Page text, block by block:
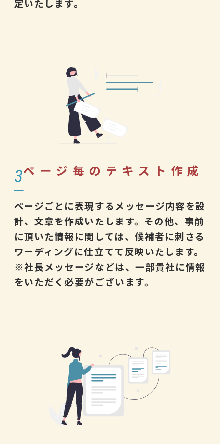
定いたします。
3ページ毎のテキスト作成
ページごとに表現するメッセージ内容を設
計、文章を作成いたします。その他、事前
に頂いた情報に関しては、候補者に刺さる
ワーディングに仕立てて反映いたします。
※社長メッセージなどは、一部貴社に情報
をいただく必要がございます。